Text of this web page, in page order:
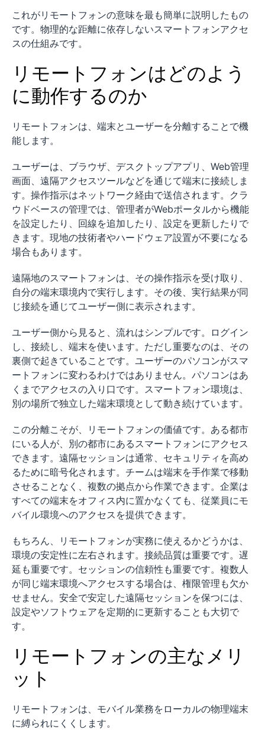
これがリモートフォンの意味を最も簡単に説明したもの
です。物理的な距離に依存しないスマートフォンアクセ
スの仕組みです。
リモートフォンはどのよう
に動作するのか
リモートフォンは、端末とユーザーを分離することで機
能します。
ユーザーは、ブラウザ、デスクトップアプリ、Web管理
画面、遠隔アクセスツールなどを通じて端末に接続しま
す。操作指示はネットワーク経由で送信されます。クラ
ウドベースの管理では、管理者がWebポータルから機能
を設定したり、回線を追加したり、設定を更新したりで
きます。現地の技術者やハードウェア設置が不要になる
場合もあります。
遠隔地のスマートフォンは、その操作指示を受け取り、
自分の端末環境内で実行します。その後、実行結果が同
じ接続を通じてユーザー側に表示されます。
ユーザー側から見ると、流れはシンプルです。ログイン
し、接続し、端末を使います。ただし重要なのは、その
裏側で起きていることです。ユーザーのパソコンがスマ
ートフォンに変わるわけではありません。パソコンはあ
くまでアクセスの入り口です。スマートフォン環境は、
別の場所で独立した端末環境として動き続けています。
この分離こそが、リモートフォンの価値です。ある都市
にいる人が、別の都市にあるスマートフォンにアクセス
できます。遠隔セッションは通常、セキュリティを高め
るために暗号化されます。チームは端末を手作業で移動
させることなく、複数の拠点から作業できます。企業は
すべての端末をオフィス内に置かなくても、従業員にモ
バイル環境へのアクセスを提供できます。
もちろん、リモートフォンが実務に使えるかどうかは、
環境の安定性に左右されます。接続品質は重要です。遅
延も重要です。セッションの信頼性も重要です。複数人
が同じ端末環境へアクセスする場合は、権限管理も欠か
せません。安全で安定した遠隔セッションを保つには、
設定やソフトウェアを定期的に更新することも大切で
す。
リモートフォンの主なメリ
ット
リモートフォンは、モバイル業務をローカルの物理端末
に縛られにくくします。